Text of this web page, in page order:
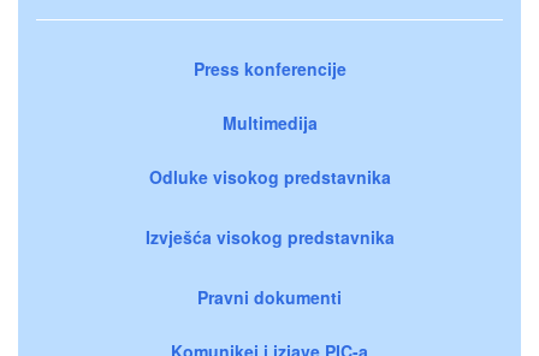
Press konferencije
Multimedija
Odluke visokog predstavnika
Izvješća visokog predstavnika
Pravni dokumenti